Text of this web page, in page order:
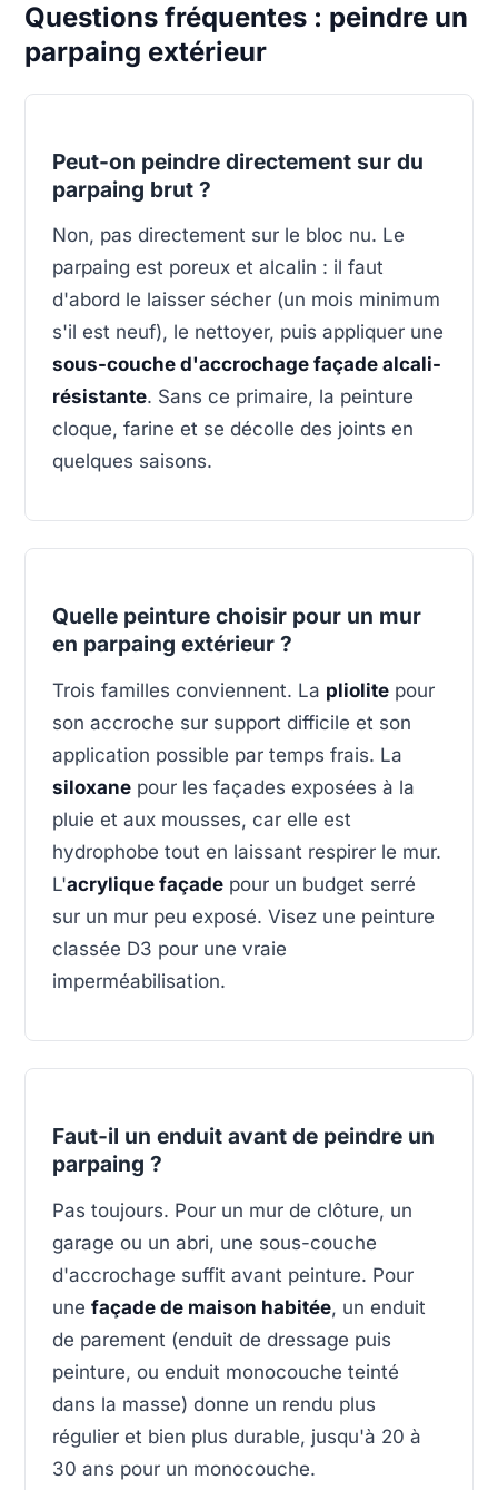
Questions fréquentes : peindre un
parpaing extérieur
Peut-on peindre directement sur du
parpaing brut ?
Non, pas directement sur le bloc nu. Le
parpaing est poreux et alcalin : il faut
d'abord le laisser sécher (un mois minimum
s'il est neuf), le nettoyer, puis appliquer une
sous-couche d'accrochage façade alcali-
résistante. Sans ce primaire, la peinture
cloque, farine et se décolle des joints en
quelques saisons.
Quelle peinture choisir pour un mur
en parpaing extérieur ?
Trois familles conviennent. La pliolite pour
son accroche sur support difficile et son
application possible par temps frais. La
siloxane pour les façades exposées à la
pluie et aux mousses, car elle est
hydrophobe tout en laissant respirer le mur.
L'acrylique façade pour un budget serré
sur un mur peu exposé. Visez une peinture
classée D3 pour une vraie
imperméabilisation.
Faut-il un enduit avant de peindre un
parpaing ?
Pas toujours. Pour un mur de clôture, un
garage ou un abri, une sous-couche
d'accrochage suffit avant peinture. Pour
une façade de maison habitée, un enduit
de parement (enduit de dressage puis
peinture, ou enduit monocouche teinté
dans la masse) donne un rendu plus
régulier et bien plus durable, jusqu'à 20 à
30 ans pour un monocouche.